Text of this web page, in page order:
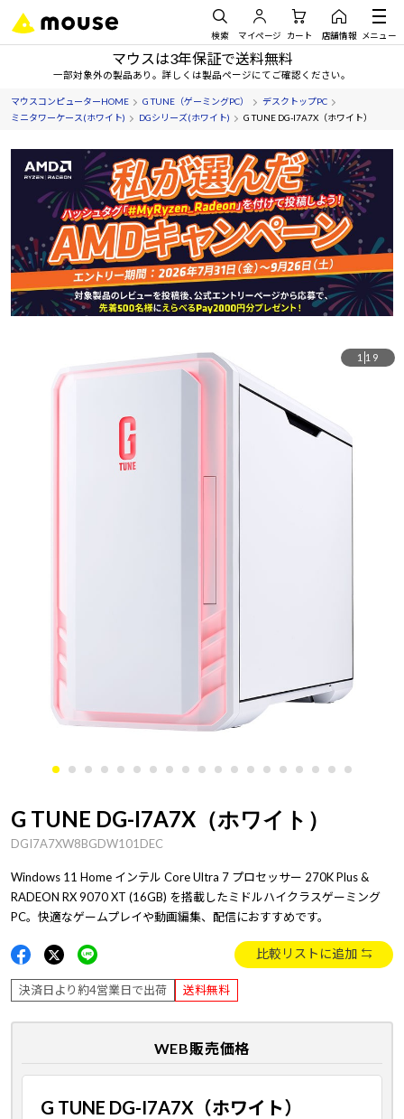
検索 マイページ カート 店舗情報 メニュー
マウスは3年保証で送料無料
一部対象外の製品あり。詳しくは製品ページにてご確認ください。
マウスコンピューターHOME G TUNE（ゲーミングPC）
デスクトップPC
ミニタワーケース(ホワイト)
DGシリーズ(ホワイト) G TUNE DG-I7A7X（ホワイト）
1 19
G TUNE DG-I7A7X（ホワイト）
DGI7A7XW8BGDW101DEC
Windows 11 Home インテル Core Ultra 7 プロセッサー 270K Plus &
RADEON RX 9070 XT (16GB) を搭載したミドルハイクラスゲーミング
PC。快適なゲームプレイや動画編集、配信におすすめです。
比較リストに追加
決済日より約4営業日で出荷 送料無料
WEB販売価格
G TUNE DG-I7A7X（ホワイト）